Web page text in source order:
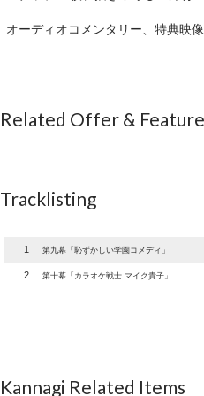
オーディオコメンタリー、特典映
Related Offer & Feature
Tracklisting
1 第九幕「恥ずかしい学園コメディ」
2 第十幕「カラオケ戦士 マイク貴子」
Kannagi Related Items